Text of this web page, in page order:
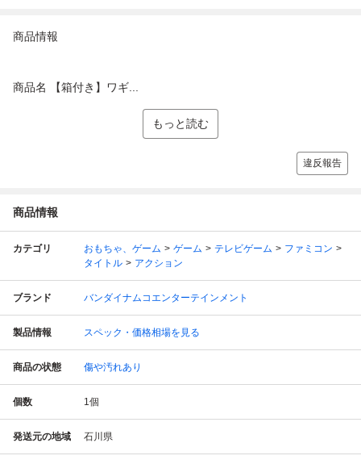
商品情報
商品名 【箱付き】ワギ...
もっと読む
違反報告
商品情報
カテゴリ おもちゃ、ゲーム ゲーム テレビゲーム
ファミコン
タイトル
アクション
ブランド バンダイナムコエンターテインメント
製品情報 スペック・価格相場を見る
商品の状態 傷や汚れあり
個数 1個
発送元の地域 石川県